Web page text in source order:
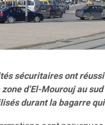
sécuritaires ont
d’El-Mourouj au
durant la bagarre